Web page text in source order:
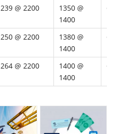
239 @ 2200
1350 @
1400
6
250 @ 2200
1380 @
1400
6
264 @ 2200
1400 @
1400
6